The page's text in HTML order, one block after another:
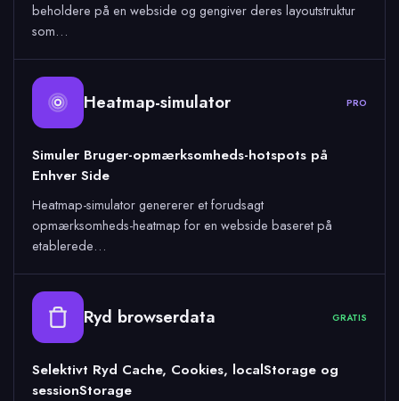
beholdere på en webside og gengiver deres layoutstruktur
som…
Heatmap-simulator PRO
Simuler Bruger-opmærksomheds-hotspots på
Enhver Side
Heatmap-simulator genererer et forudsagt
opmærksomheds-heatmap for en webside baseret på
etablerede…
Ryd browserdata GRATIS
Selektivt Ryd Cache, Cookies, localStorage og
sessionStorage